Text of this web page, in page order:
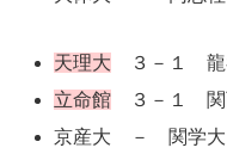
天理大 ３－１ 龍
立命館 ３－１ 関
京産大 － 関学大